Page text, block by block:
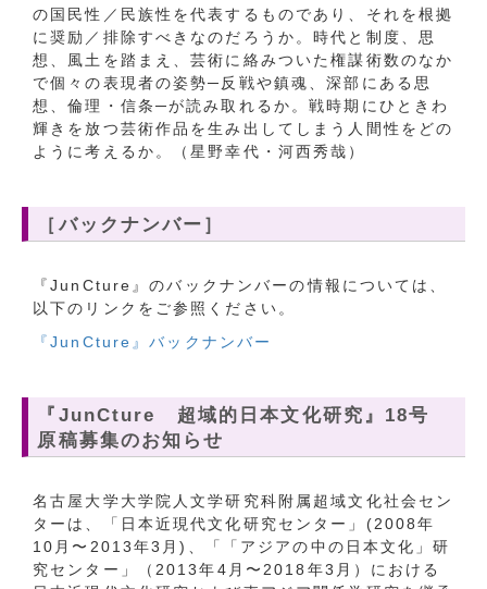
の国民性／民族性を代表するものであり、それを根拠
に奨励／排除すべきなのだろうか。時代と制度、思
想、風土を踏まえ、芸術に絡みついた権謀術数のなか
で個々の表現者の姿勢─反戦や鎮魂、深部にある思
想、倫理・信条─が読み取れるか。戦時期にひときわ
輝きを放つ芸術作品を生み出してしまう人間性をどの
ように考えるか。（星野幸代・河西秀哉）
［バックナンバー］
『JunCture』のバックナンバーの情報については、
以下のリンクをご参照ください。
『JunCture』バックナンバー
『JunCture 超域的日本文化研究』18号
原稿募集のお知らせ
名古屋大学大学院人文学研究科附属超域文化社会セン
ターは、「日本近現代文化研究センター」(2008年
10月〜2013年3月)、「「アジアの中の日本文化」研
究センター」（2013年4月〜2018年3月）における